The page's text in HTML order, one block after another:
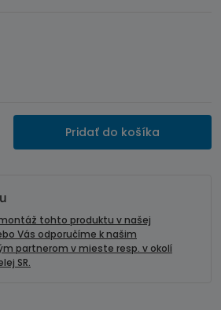
Pridať do košíka
tohto produktu v našej
Vás odporučíme k našim
partnerom v mieste resp. v okolí
SR.